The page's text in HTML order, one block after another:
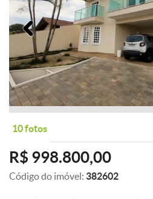
Anterior
10 fotos
R$ 998.800,00
Código do imóvel: 382602